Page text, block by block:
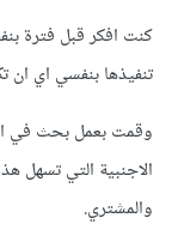
كنت افكر قبل فترة
تنفيذها بنفسي اي ان
وقمت بعمل بحث في
الاجنبية التي تسهل
والمشتري.